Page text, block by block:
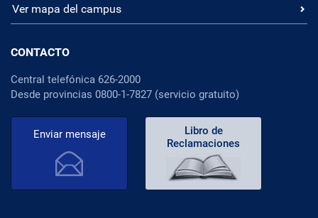
Ver mapa del campus
CONTACTO
Central telefónica 626-2000
Desde provincias 0800-1-7827 (servicio gratuito)
Enviar mensaje
Libro de
Reclamaciones